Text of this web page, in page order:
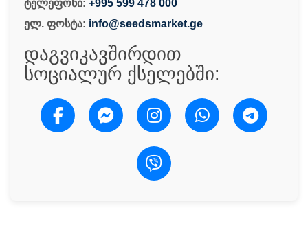
ტელეფონი: +995 599 478 000
ელ. ფოსტა: info@seedsmarket.ge
დაგვიკავშირდით
სოციალურ ქსელებში: